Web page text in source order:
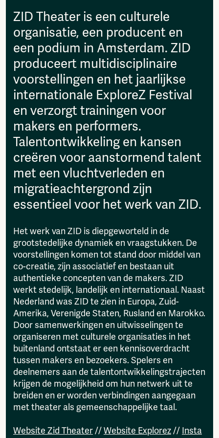
Fragmenta
Vrij Beton
Vrije Ruimte festival
AADE
AA Talks
Ringfeest
AA Academy
Members
Log in to portal
CMS for venues
info@amsterdamalternative.nl
ZID Theater is een culturele
organisatie, een producent en
een podium in Amsterdam. ZID
produceert multidisciplinaire
voorstellingen en het jaarlijkse
internationale ExploreZ Festival
en verzorgt trainingen voor
makers en performers.
Talentontwikkeling en kansen
creëren voor aanstormend talent
met een vluchtverleden en
migratieachtergrond zijn
essentieel voor het werk van ZID.
Het werk van ZID is diepgeworteld in de
grootstedelijke dynamiek en vraagstukken. De
voorstellingen komen tot stand door middel van
co-creatie, zijn associatief en bestaan uit
authentieke concepten van de makers. ZID
werkt stedelijk, landelijk en internationaal. Naast
Nederland was ZID te zien in Europa, Zuid-
Amerika, Verenigde Staten, Rusland en Marokko.
Door samenwerkingen en uitwisselingen te
organiseren met culturele organisaties in het
buitenland ontstaat er een kennisoverdracht
tussen makers en bezoekers. Spelers en
deelnemers aan de talentontwikkelingstrajecten
krijgen de mogelijkheid om hun netwerk uit te
breiden en er worden verbindingen aangegaan
met theater als gemeenschappelijke taal.
Website Zid Theater//Website Explorez// Insta